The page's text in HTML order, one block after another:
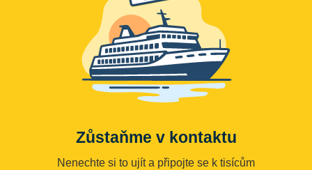
Zůstaňme v kontaktu
Nenechte si to ujít a připojte se k tisícům